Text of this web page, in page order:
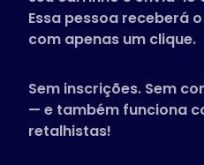
Essa pessoa receberá
com apenas um clique.
Sem inscrições. Sem
— e também funciona
retalhistas!